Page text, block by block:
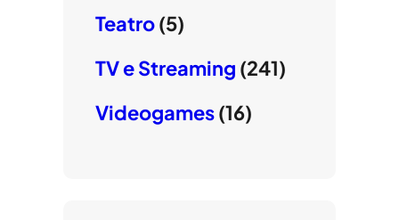
Teatro(5)
TV e Streaming (241)
Videogames(16)